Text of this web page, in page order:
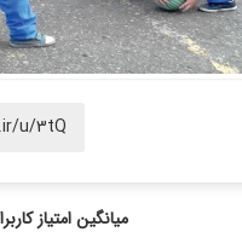
u/3tQ
میانگین امتیاز کاربران: 0.0